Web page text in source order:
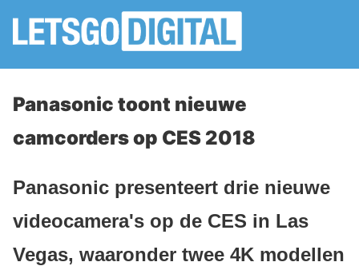
Panasonic toont nieuwe
camcorders op CES 2018
Panasonic presenteert drie nieuwe
videocamera's op de CES in Las
Vegas, waaronder twee 4K modellen